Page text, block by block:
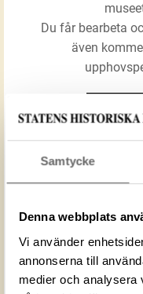
Samtycke
Denna webbplats
Vi använder
annonserna till
medier och analysera
Föremålsnummer
ID‑nummer
Alternativt ID
Du får bearbeta
även